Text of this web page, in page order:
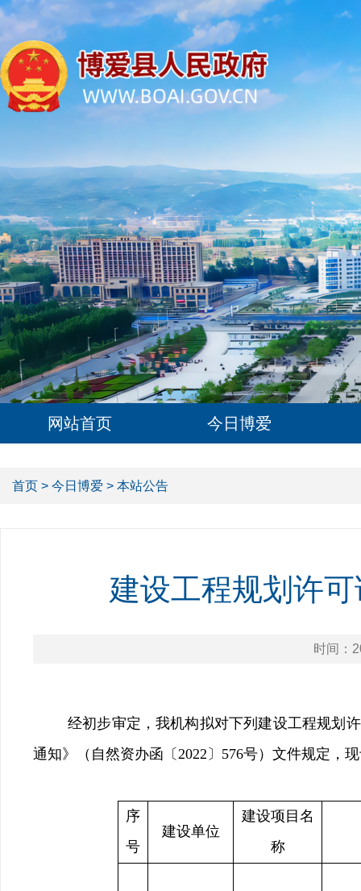
网站首页 今日博爱
首页 > 今日博爱 > 本站公告
建设工程规划许
时间：
经初步审定，我机构拟对下列建设工程规划
通知》（ 自然资办函〔 2022 〕 576号） 文件规定，
序
号
建设单位
建设项目名
称